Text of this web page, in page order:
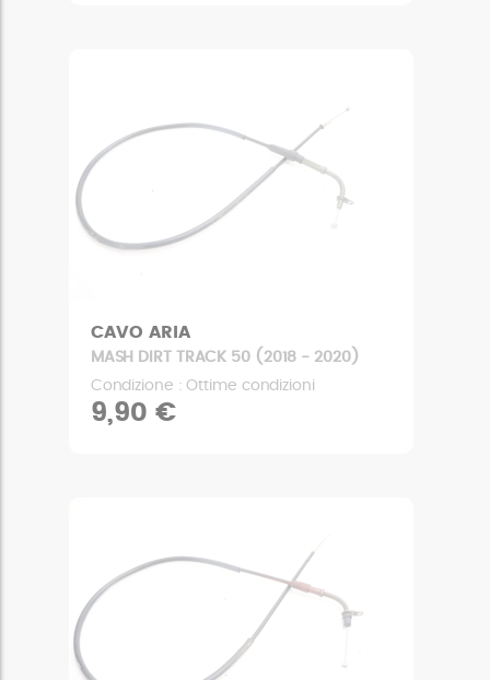
CAVO ARIA
MASH DIRT TRACK 50 (2018 - 2020)
Condizione : Ottime condizioni
9,90 €